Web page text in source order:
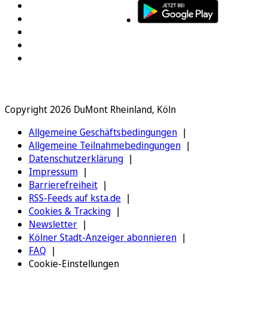
Copyright 2026 DuMont Rheinland, Köln
Allgemeine Geschäftsbedingungen
Allgemeine Teilnahmebedingungen
Datenschutzerklärung
Impressum
Barrierefreiheit
RSS-Feeds auf ksta.de
Cookies & Tracking
Newsletter
Kölner Stadt-Anzeiger abonnieren
FAQ
Cookie-Einstellungen